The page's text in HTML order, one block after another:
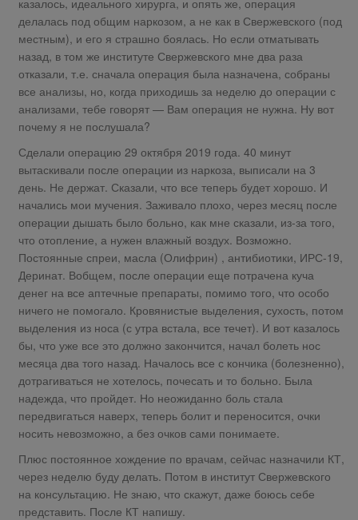
делалась под общим наркозом, а не как в Свержевского (под
местным), и его я страшно боялась. Но если отматывать
назад, в том же институте Свержевского мне два раза
отказали, т.е. сначала операция была назначена, собраны
все анализы, но, когда приходишь за неделю до операции с
анализами, тебе говорят — Вам операция не нужна. Ну вот
почему я не послушала?
Сделали операцию 29 октября 2019 года. 40 минут
вытаскивали после операции из наркоза, выписали на 3
день. Не держат. Сказали, что все теперь будет хорошо. И
начались мои мучения. Заживало плохо, через месяц после
операции дышать было больно, как мне сказали, из-за того,
что отопление, а нужен влажный воздух. Возможно.
Постоянные спреи, масла (Олифрин) , антибиотики, ИРС-19,
Деринат. Вобщем, после операции еще потрачена куча
денег на все аптечные препараты, помимо того, что особо
ничего не помогало. Кровянистые выделения, сухость, потом
выделения из носа (с утра встала, все течет). И вот казалось
бы, что уже все это должно закончится, начал болеть нос
месяца два того назад. Началось все с кончика (болезненно),
дотрагиваться не хотелось, почесать и то больно. Была
надежда, что пройдет. Но неожиданно боль стала
передвигаться наверх, теперь болит и переносится, очки
носить невозможно, а без очков сами понимаете.
Плюс постоянное хождение по врачам, сейчас назначили КТ,
через неделю буду делать. Потом в институт Свержевского
на консультацию. Не знаю, что скажут, даже боюсь себе
представить. После КТ напишу.